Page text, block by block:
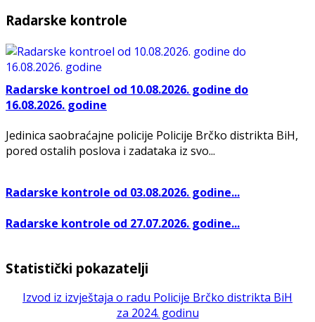
Radarske kontrole
Radarske kontroel od 10.08.2026. godine do
16.08.2026. godine
Jedinica saobraćajne policije Policije Brčko distrikta BiH,
pored ostalih poslova i zadataka iz svo...
Radarske kontrole od 03.08.2026. godine...
Radarske kontrole od 27.07.2026. godine...
Statistički pokazatelji
Izvod iz izvještaja o radu Policije Brčko distrikta BiH
za 2024. godinu